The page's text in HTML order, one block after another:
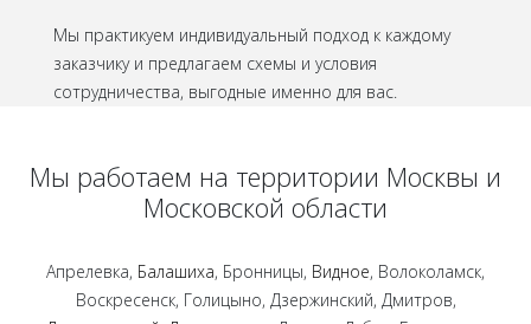
Мы практикуем индивидуальный подход к каждому
заказчику и предлагаем схемы и условия
сотрудничества, выгодные именно для вас.
Мы работаем на территории Москвы и
Московской области
Апрелевка, Балашиха, Бронницы, Видное, Волоколамск,
Воскресенск, Голицыно, Дзержинский, Дмитров,